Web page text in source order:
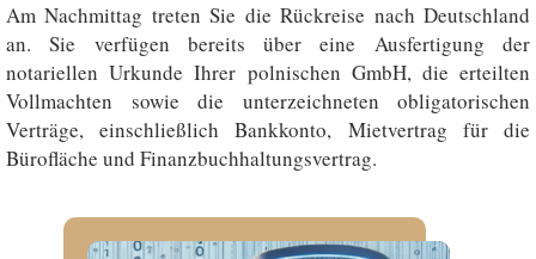
Am Nachmittag treten Sie die Rückreise nach Deutschland
an. Sie verfügen bereits über eine Ausfertigung der
notariellen Urkunde Ihrer polnischen GmbH, die erteilten
Vollmachten sowie die unterzeichneten obligatorischen
Verträge, einschließlich Bankkonto, Mietvertrag für die
Bürofläche und Finanzbuchhaltungsvertrag.